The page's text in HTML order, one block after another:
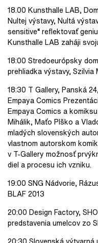
18.00 Kunsthalle LAB,
Nultej výstavy, Nultá
sensitive“ reflektovať
Kunsthalle LAB zaháji
18:00 Stredoeurópsky
prehliadka výstavy, Szilvia
18:30 T Gallery, Panská
Empaya Comics
Empaya Comics a
Mihálik, Maťo Plško a
mladých slovenských
vlastnom autorskom
v T-Gallery možnosť
diel a procesu ich vzniku.
19:00 SNG Nádvorie,
BLAF 2013
20:00 Design Factory,
predstavenia umelcov zo